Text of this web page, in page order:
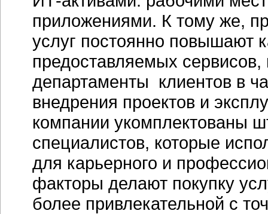
приложениями. К тому же,
услуг постоянно повышают
предоставляемых
департаменты клиентов в
внедрения проектов и
компании укомплектованы
специалистов, которые
для карьерного и
факторы делают покупку
более привлекательной с